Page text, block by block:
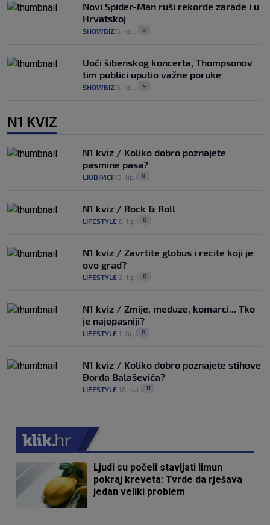
Novi Spider-Man ruši rekorde zarade i u
Hrvatskoj
SHOWBIZ 3. kol. 0
Uoči šibenskog koncerta, Thompsonov
tim publici uputio važne poruke
SHOWBIZ 3. kol. 4
N1 KVIZ
N1 kviz / Koliko dobro poznajete
pasmine pasa?
LJUBIMCI 13. lip. 0
N1 kviz / Rock & Roll
LIFESTYLE 8. lip. 0
N1 kviz / Zavrtite globus i recite koji je
ovo grad?
LIFESTYLE 2. lip. 0
N1 kviz / Zmije, meduze, komarci... Tko
je najopasniji?
LIFESTYLE 1. lip. 0
N1 kviz / Koliko dobro poznajete stihove
Đorđa Balaševića?
LIFESTYLE 18. svi. 11
Ljudi su počeli stavljati limun
pokraj kreveta: Tvrde da rješava
jedan veliki problem